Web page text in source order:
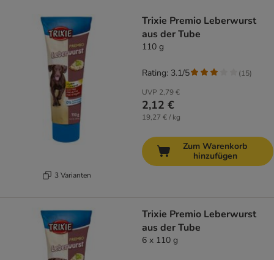
3 Varianten
Trixie Premio Leberwurst
aus der Tube
110 g
UVP 2,79 €
2,12 €
19,27 € / kg
Rating: 3.1/5 (15)
Zum Warenkorb
hinzufügen
Trixie Premio Leberwurst
aus der Tube
6 x 110 g